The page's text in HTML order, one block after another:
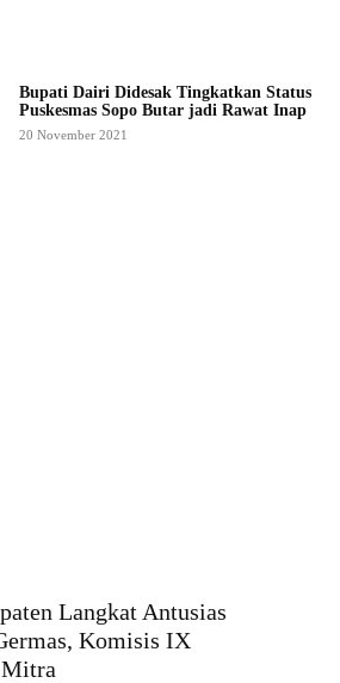
Bupati Dairi Didesak Tingkatkan Status
Puskesmas Sopo Butar jadi Rawat Inap
20 November 2021
Langkat Antusias
Komisis IX
Mitra